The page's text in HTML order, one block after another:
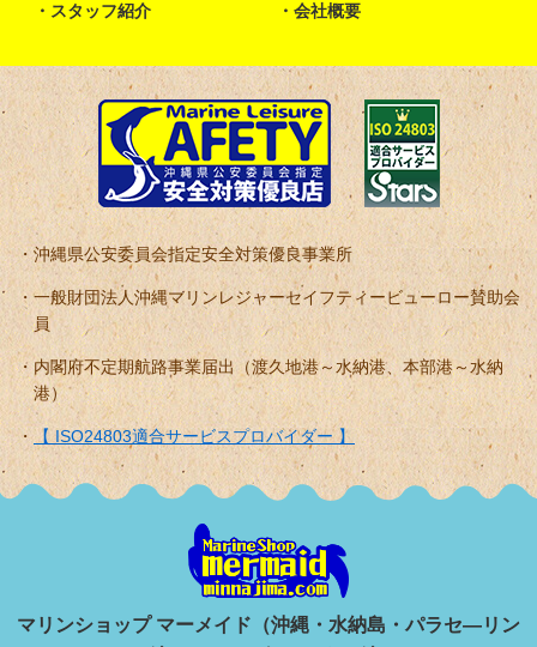
スタッフ紹介 会社概要
沖縄県公安委員会指定安全対策優良事業所
一般財団法人沖縄マリンレジャーセイフティービューロー賛助会
員
内閣府不定期航路事業届出（渡久地港～水納港、本部港～水納
港）
【 ISO24803適合サービスプロバイダー 】
マリンショップ マーメイド（沖縄・水納島・パラセ―リン